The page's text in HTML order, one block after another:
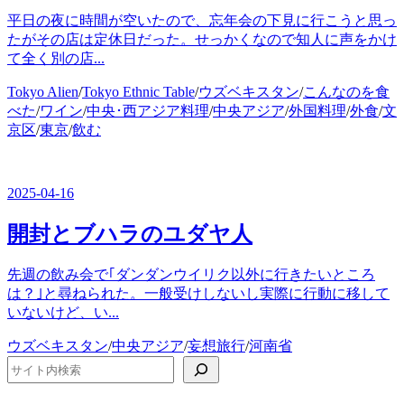
平日の夜に時間が空いたので、忘年会の下見に行こうと思っ
たがその店は定休日だった。せっかくなので知人に声をかけ
て全く別の店...
カ
テ
ゴ
Tokyo Alien/Tokyo Ethnic Table/ウズベキスタン/こんなのを食
べた/ワイン/中央･西アジア料理/中央アジア/外国料理/外食/文
京区/東京/飲む
2025-04-16
開封とブハラのユダヤ人
先週の飲み会で｢ダンダンウイリク以外に行きたいところ
は？｣と尋ねられた。一般受けしないし実際に行動に移して
いないけど、い...
カ
テ
ゴ
ウズベキスタン/中央アジア/妄想旅行/河南省
検索